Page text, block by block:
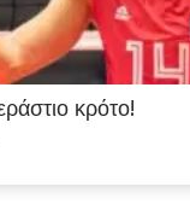
κρότο!